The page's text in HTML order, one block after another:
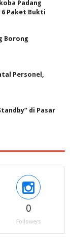
Padang
6 Paket Bukti
Borong
Personel,
di Pasar
0
Followers